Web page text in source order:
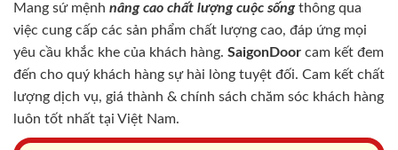
Mang sứ mệnh nâng cao chất lượng cuộc sốngthông qua
việc cung cấp các sản phẩm chất lượng cao, đáp ứng mọi
yêu cầu khắc khe của khách hàng. SaigonDoor cam kết đem
đến cho quý khách hàng sự hài lòng tuyệt đối. Cam kết chất
lượng dịch vụ, giá thành & chính sách chăm sóc khách hàng
luôn tốt nhất tại Việt Nam.